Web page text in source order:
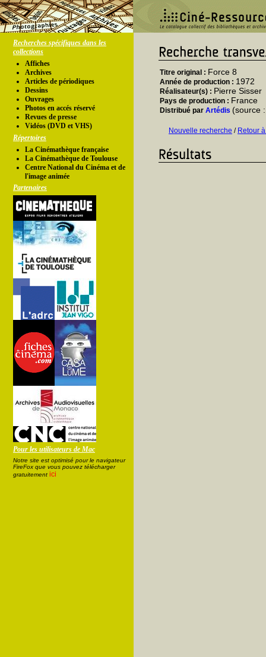
Recherches spécifiques dans les
collections
Affiches
Archives
Articles de périodiques
Dessins
Ouvrages
Photos en accés réservé
Revues de presse
Vidéos (DVD et VHS)
Répertoires
La Cinémathèque française
La Cinémathèque de Toulouse
Centre National du Cinéma et de
l'image animée
Partenaires
Pour les utilisateurs de Mac
Notre site est optimisé pour le navigateur
FireFox que vous pouvez télécharger
gratuitement ici
Titre original : Force 8
Année de production : 1972
Réalisateur(s) : Pierre Sisser
Pays de production : France
Distribué par Artédis (source
Nouvelle recherche / Retour